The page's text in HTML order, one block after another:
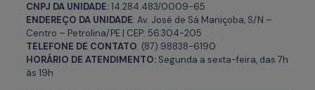
CNPJ DA UNIDADE:14.284.483/0009-65
ENDEREÇO DA UNIDADE: Av. José de Sá Maniçoba, S/N –
Centro – Petrolina/PE | CEP: 56.304-205
TELEFONE DE CONTATO: (87) 98838-6190
HORÁRIO DE ATENDIMENTO:Segunda a sexta-feira, das 7h
às 19h